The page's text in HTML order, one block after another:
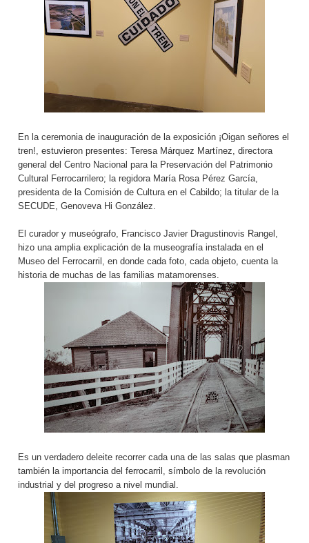
En la ceremonia de inauguración de la exposición ¡Oigan señores el
tren!, estuvieron presentes: Teresa Márquez Martínez, directora
general del Centro Nacional para la Preservación del Patrimonio
Cultural Ferrocarrilero; la regidora María Rosa Pérez García,
presidenta de la Comisión de Cultura en el Cabildo; la titular de la
SECUDE, Genoveva Hi González.
El curador y museógrafo, Francisco Javier Dragustinovis Rangel,
hizo una amplia explicación de la museografía instalada en el
Museo del Ferrocarril, en donde cada foto, cada objeto, cuenta la
historia de muchas de las familias matamorenses.
Es un verdadero deleite recorrer cada una de las salas que plasman
también la importancia del ferrocarril, símbolo de la revolución
industrial y del progreso a nivel mundial.